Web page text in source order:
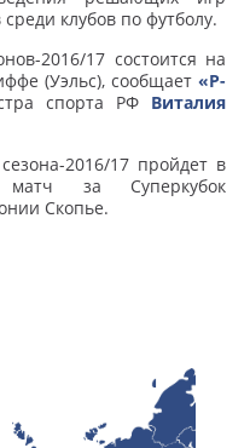
клубов по футболу.
2016/17 состоится на
(Уэльс), сообщает «Р-
спорта РФ Виталия
2016/17 пройдет в
за Суперкубок
Скопье.